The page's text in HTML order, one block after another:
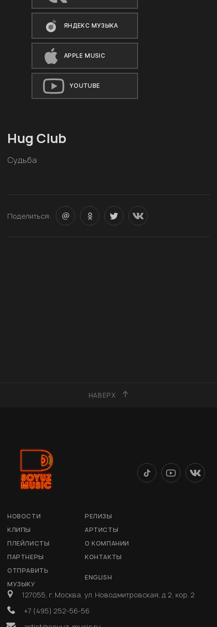
ЯНДЕКС МУЗЫКА
APPLE MUSIC
YOUTUBE
Hug Club
Судьба
Поделиться:
НАВЕРХ
НОВОСТИ
РЕЛИЗЫ
КЛИПЫ
АРТИСТЫ
ПЛЕЙЛИСТЫ
О КОМПАНИИ
ПАРТНЕРЫ
КОНТАКТЫ
ОТПРАВИТЬ
МУЗЫКУ
ENGLISH
127055, г. Москва, ул. Новодмитровская, д 2, кор. 2
+7 (495) 252-56-56